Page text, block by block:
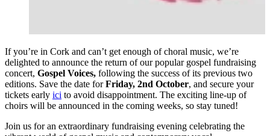
If you’re in Cork and can’t get enough of choral music, we’re
delighted to announce the return of our popular gospel fundraising
concert, Gospel Voices, following the success of its previous two
editions. Save the date forFriday, 2nd October, and secure your
tickets early ici to avoid disappointment. The exciting line-up of
choirs will be announced in the coming weeks, so stay tuned!
Join us for an extraordinary fundraising evening celebrating the